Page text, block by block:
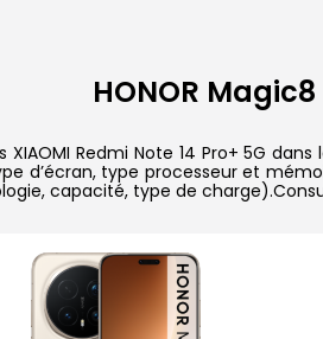
HONOR Magic8
XIAOMI Redmi Note 14 Pro+ 5G
d’écran, type processeur et
capacité, type de